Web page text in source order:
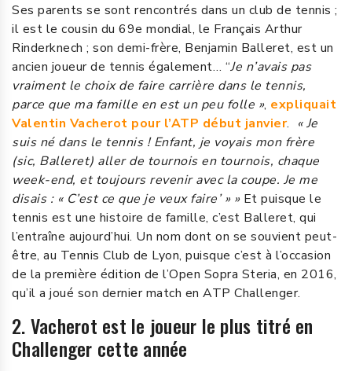
Ses parents se sont rencontrés dans un club de tennis ;
il est le cousin du 69e mondial, le Français Arthur
Rinderknech ; son demi-frère, Benjamin Balleret, est un
ancien joueur de tennis également… “Je n’avais pas
vraiment le choix de faire carrière dans le tennis,
parce que ma famille en est un peu folle », expliquait
Valentin Vacherot pour l’ATP début janvier. « Je
suis né dans le tennis ! Enfant, je voyais mon frère
(sic, Balleret) aller de tournois en tournois, chaque
week-end, et toujours revenir avec la coupe. Je me
disais : « C’est ce que je veux faire’ » »Et puisque le
tennis est une histoire de famille, c’est Balleret, qui
l’entraîne aujourd’hui. Un nom dont on se souvient peut-
être, au Tennis Club de Lyon, puisque c’est à l’occasion
de la première édition de l’Open Sopra Steria, en 2016,
qu’il a joué son dernier match en ATP Challenger.
2. Vacherot est le joueur le plus titré en
Challenger cette année